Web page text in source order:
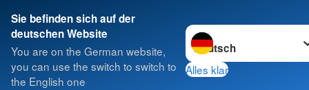
Sie befinden sich auf der
deutschen Website
You are on the German website,
you can use the switch to switch to
the English one
Sprache wechseln zu
Alles klar